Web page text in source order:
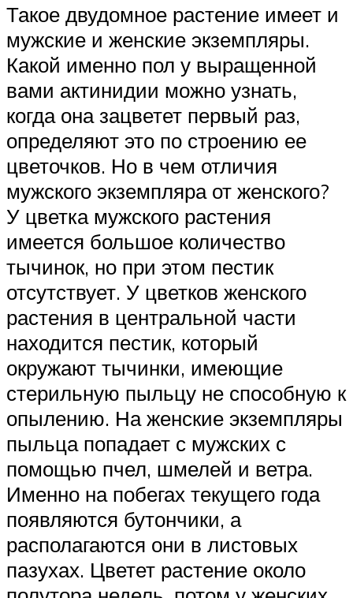
Такое двудомное растение имеет и
мужские и женские экземпляры.
Какой именно пол у выращенной
вами актинидии можно узнать,
когда она зацветет первый раз,
определяют это по строению ее
цветочков. Но в чем отличия
мужского экземпляра от женского?
У цветка мужского растения
имеется большое количество
тычинок, но при этом пестик
отсутствует. У цветков женского
растения в центральной части
находится пестик, который
окружают тычинки, имеющие
стерильную пыльцу не способную к
опылению. На женские экземпляры
пыльца попадает с мужских с
помощью пчел, шмелей и ветра.
Именно на побегах текущего года
появляются бутончики, а
располагаются они в листовых
пазухах. Цветет растение около